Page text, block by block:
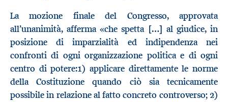
La mozione finale del Congresso, approvata
all’unanimità, afferma «che spetta […] al giudice, in
posizione di imparzialità ed indipendenza nei
confronti di ogni organizzazione politica e di ogni
centro di potere:1) applicare direttamente le norme
della Costituzione quando ciò sia tecnicamente
possibile in relazione al fatto concreto controverso; 2)